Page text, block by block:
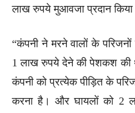
लाख रुपये मुआवजा प्रदान किया
“कंपनी ने मरने वालों के
1 लाख रुपये देने की पेशकश की
कंपनी को प्रत्येक पीड़ित के
करना है। और घायलों को 2